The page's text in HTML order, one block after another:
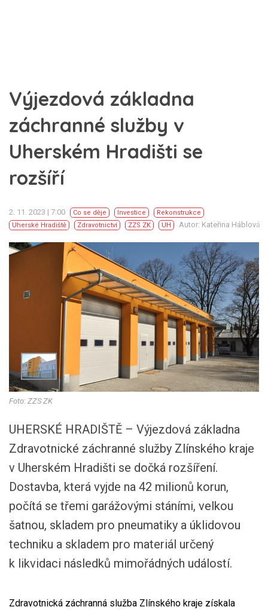
​​​​​​​Výjezdová základna
záchranné služby v
Uherském Hradišti se
rozšíří
2. 11. 2023 | 7:00 Co se děje Investice
Rekonstrukce
Uherské Hradiště
Zdravotnictví ZZS ZK UH Autor: Kateřina Háblová
Foto: ZZS ZK
UHERSKÉ HRADIŠTĚ – Výjezdová základna
Zdravotnické záchranné služby Zlínského kraje
v Uherském Hradišti se dočká rozšíření.
Dostavba, která vyjde na 42 milionů korun,
počítá se třemi garážovými stáními, velkou
šatnou, skladem pro pneumatiky a úklidovou
techniku a skladem pro materiál určený
k likvidaci následků mimořádných událostí.
Zdravotnická záchranná služba Zlínského kraje získala